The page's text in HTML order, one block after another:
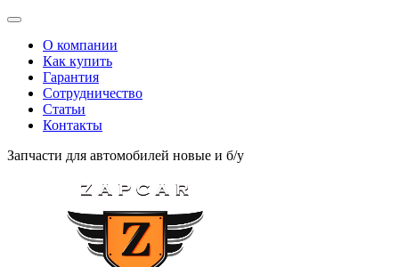
О компании
Как купить
Гарантия
Сотрудничество
Статьи
Контакты
Запчасти для автомобилей новые и б/у